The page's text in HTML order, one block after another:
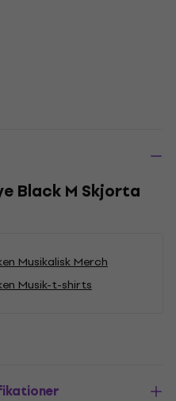
Black M Skjorta
Musikalisk Merch
Musik-t-shirts